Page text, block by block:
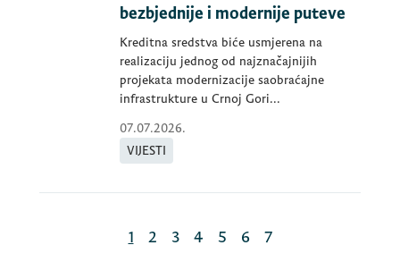
bezbjednije i modernije puteve
Kreditna sredstva biće usmjerena na
realizaciju jednog od najznačajnijih
projekata modernizacije saobraćajne
infrastrukture u Crnoj Gori...
07.07.2026.
VIJESTI
1 2 3 4 5 6 7